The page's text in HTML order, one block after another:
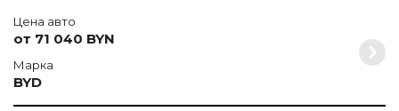
Цена авто
от 71 040 BYN
Марка
BYD